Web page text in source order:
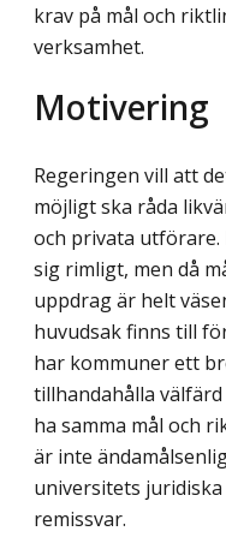
krav på mål och
verksamhet.
Motivering
Regeringen vill att
möjligt ska råda
och privata utförare.
sig rimligt, men då
uppdrag är helt
huvud­sak finns till
har kommuner ett
tillhandahålla
ha samma mål och
är inte
universitets juridiska
remissvar.